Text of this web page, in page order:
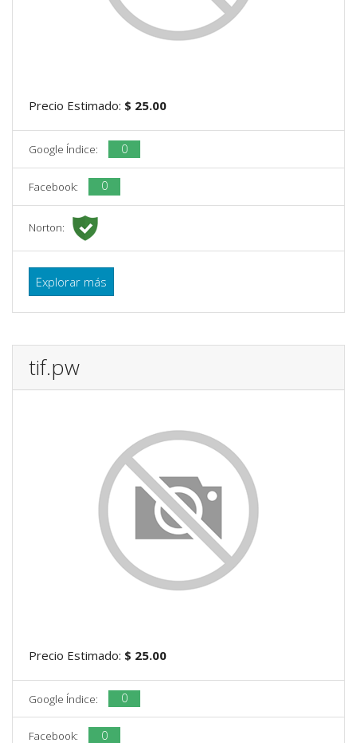
Precio Estimado: $ 25.00
Google Índice: 0
Facebook: 0
Norton:
Explorar más
tif.pw
Precio Estimado: $ 25.00
Google Índice: 0
Facebook: 0